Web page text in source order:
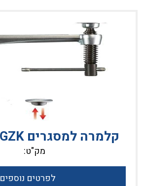
קלמרה למסגרים BESSEY GZK
מק"ט:
לפרטים נוספים